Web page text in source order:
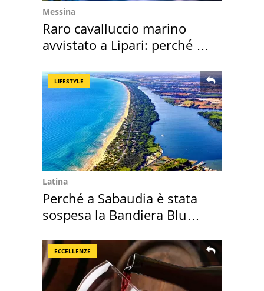
Messina
Raro cavalluccio marino
avvistato a Lipari: perché è
LIFESTYLE
Latina
Perché a Sabaudia è stata
sospesa la Bandiera Blu
ECCELLENZE